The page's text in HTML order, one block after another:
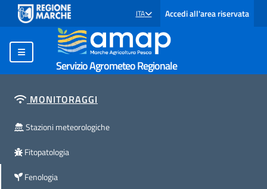
SELEZIONE LINGUA: LINGUA SELEZIONATA
ITA Accedi all'area riservata
Servizio Agrometeo Regionale
MONITORAGGI
Stazioni meteorologiche
Fitopatologia
Fenologia